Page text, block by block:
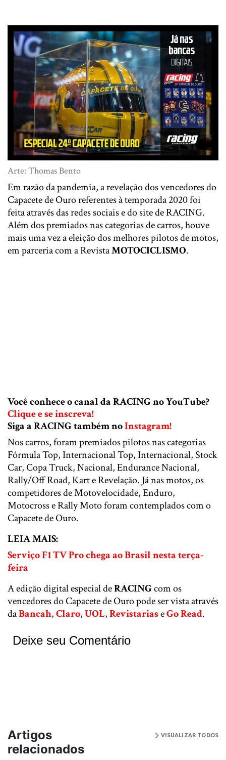
Arte: Thomas Bento
Em razão da pandemia, a revelação dos vencedores do
Capacete de Ouro referentes à temporada 2020 foi
feita através das redes sociais e do site de RACING.
Além dos premiados nas categorias de carros, houve
mais uma vez a eleição dos melhores pilotos de motos,
em parceria com a RevistaMOTOCICLISMO.
Você conhece o canal da RACING no YouTube?
Clique e se inscreva!
Siga a RACING também noInstagram!
Nos carros, foram premiados pilotos nas categorias
Fórmula Top, Internacional Top, Internacional, Stock
Car, Copa Truck, Nacional, Endurance Nacional,
Rally/Off Road, Kart e Revelação. Já nas motos, os
competidores de Motovelocidade, Enduro,
Motocross e Rally Moto foram contemplados com o
Capacete de Ouro.
LEIA MAIS:
Serviço F1 TV Pro chega ao Brasil nesta terça-
feira
A edição digital especial deRACINGcom os
vencedores do Capacete de Ouro pode ser vista através
daBancah,Claro,UOL,RevistariaseGo Read.
Deixe seu Comentário
Artigos
relacionados
VISUALIZAR TODOS